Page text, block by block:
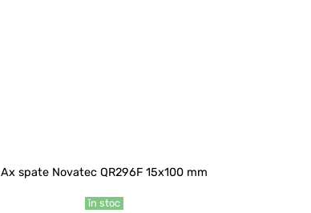
Ax spate Novatec QR296F 15x100 mm
în stoc